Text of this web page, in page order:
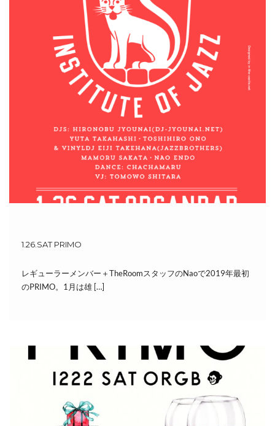
1.26.SAT PRIMO
レギューラーメンバー＋TheRoomスタッフのNaoで2019年最初
のPRIMO。1月は雄 […]